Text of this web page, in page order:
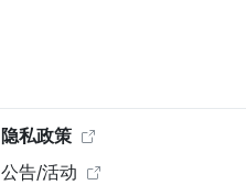
隐私政策
公告/活动